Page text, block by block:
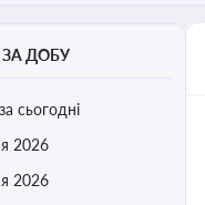
ДОБУ
сьогодні
2026
2026